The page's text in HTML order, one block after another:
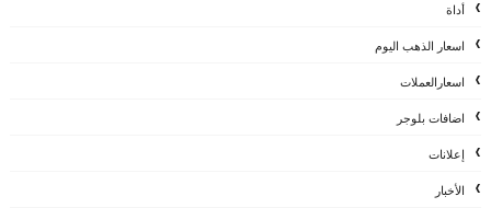
أداة
اسعار الذهب اليوم
اسعارالعملات
اضافات بلوجر
إعلانات
الأخبار